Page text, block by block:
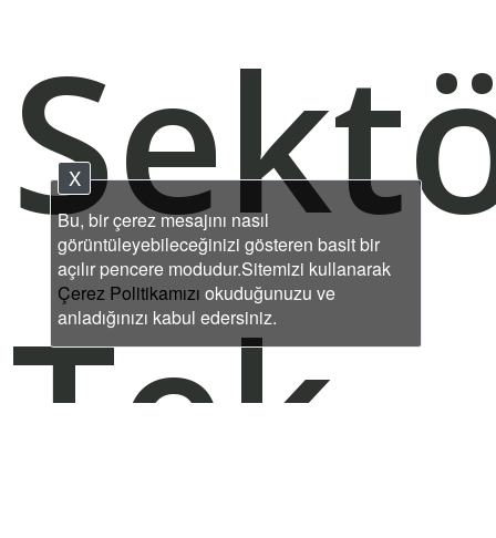
Tek
Bu, bir çerez mesajını nasıl
görüntüleyebileceğinizi gösteren basit bir
açılır pencere modudur.Sitemizi kullanarak
Çerez Politikamızı okuduğunuzu ve
anladığınızı kabul edersiniz.
X